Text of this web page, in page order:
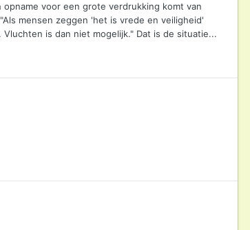
voor een grote verdrukking komt van
mensen zeggen 'het is vrede en veiligheid'
is dan niet mogelijk." Dat is de situatie...